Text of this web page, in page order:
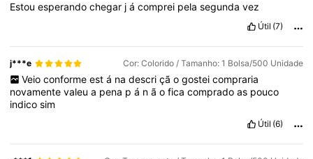
Estouesperandochegar jácomprei pelasegundavez
Útil (7)
j***e Cor: Colorido / Tamanho: 1 Bolsa/500 Unidade
Veio conforme est á na descri çã o gostei compraria
novamentevaleua pena pá nãoficacompradoas pouco
indicosim
Útil (6)